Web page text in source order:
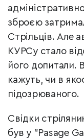
зброєю
Стрільців. Але
КУРСу стало
його допитали.
кажуть, чи в
підозрюваного.
Свідки
був у "Pasage